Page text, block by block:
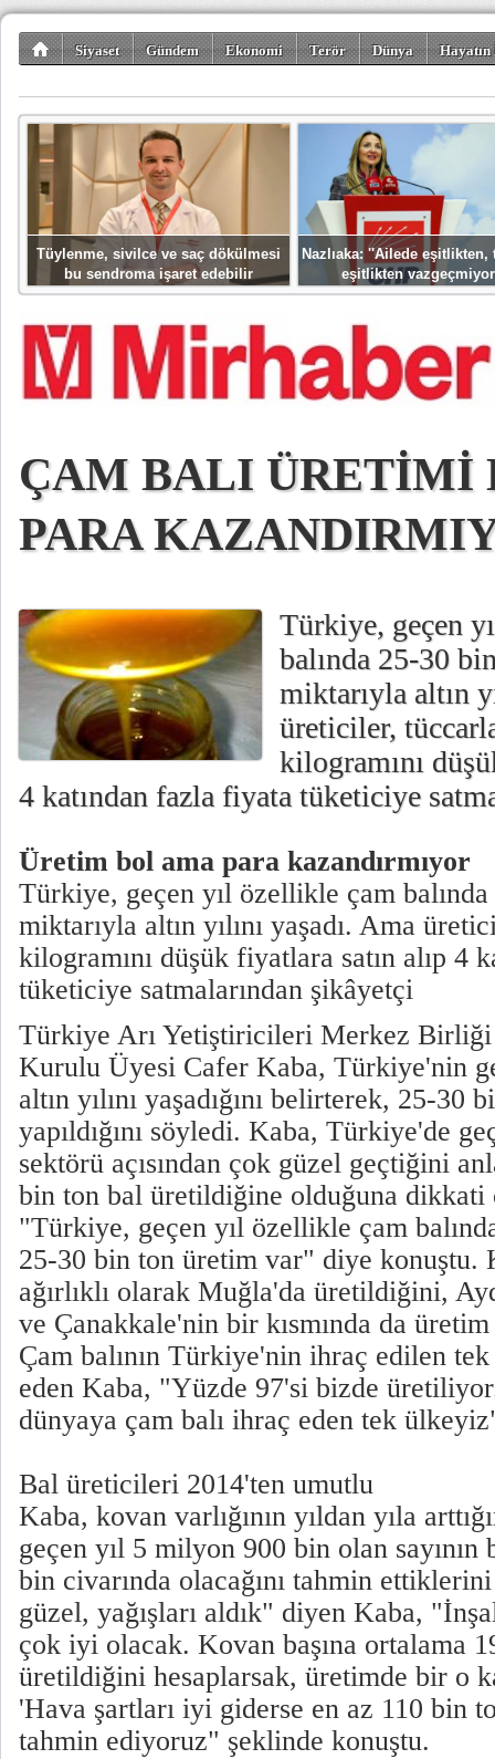
Siyaset Gündem Ekonomi Terör Dünya
Tüylenme, sivilce ve saç dökülmesi
bu sendroma işaret edebilir
Nazlıaka: ''Ailede eşitlikten,
eşitlikten
ÇAM BALI ÜRETİMİ
PARA
Türkiye, geçen
balında 25-30
miktarıyla altın
üreticiler,
kilogramını
4 katından fazla fiyata tüketiciye
Üretim bol ama para kazandırmıyor
Türkiye, geçen yıl özellikle çam
miktarıyla altın yılını yaşadı. Ama
kilogramını düşük fiyatlara satın alıp 4
tüketiciye satmalarından şikâyetçi
Türkiye Arı Yetiştiricileri Merkez
Kurulu Üyesi Cafer Kaba, Türkiye'nin
altın yılını yaşadığını belirterek, 25-30
yapıldığını söyledi. Kaba, Türkiye'de
sektörü açısından çok güzel geçtiğini
bin ton bal üretildiğine olduğuna dikkati
"Türkiye, geçen yıl özellikle çam balında
25-30 bin ton üretim var" diye konuştu.
ağırlıklı olarak Muğla'da üretildiğini,
ve Çanakkale'nin bir kısmında da üretim
Çam balının Türkiye'nin ihraç edilen
eden Kaba, "Yüzde 97'si bizde
dünyaya çam balı ihraç eden tek
Bal üreticileri 2014'ten umutlu
Kaba, kovan varlığının yıldan yıla
geçen yıl 5 milyon 900 bin olan
bin civarında olacağını tahmin
güzel, yağışları aldık" diyen Kaba,
çok iyi olacak. Kovan başına ortalama
üretildiğini hesaplarsak, üretimde bir o
'Hava şartları iyi giderse en az 110 bin
tahmin ediyoruz" şeklinde konuştu.